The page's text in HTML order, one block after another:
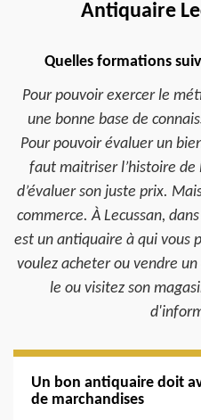
Antiquaire
Quelles formations
Pour pouvoir exercer le
une bonne base de
Pour pouvoir évaluer un
faut maitriser l’histoire de
d’évaluer son juste prix.
commerce. À Lecussan,
est un antiquaire à qui vous
voulez acheter ou vendre
le ou visitez son
Un bon antiquaire doit
de marchandises